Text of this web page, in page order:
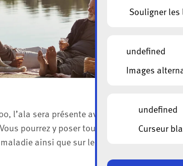
l’ala sera présente avec un stand
pourrez y poser toutes vos questions sur
ainsi que sur les services de l’ala.
Souligner les
undefined
Images
undefined
Curseur